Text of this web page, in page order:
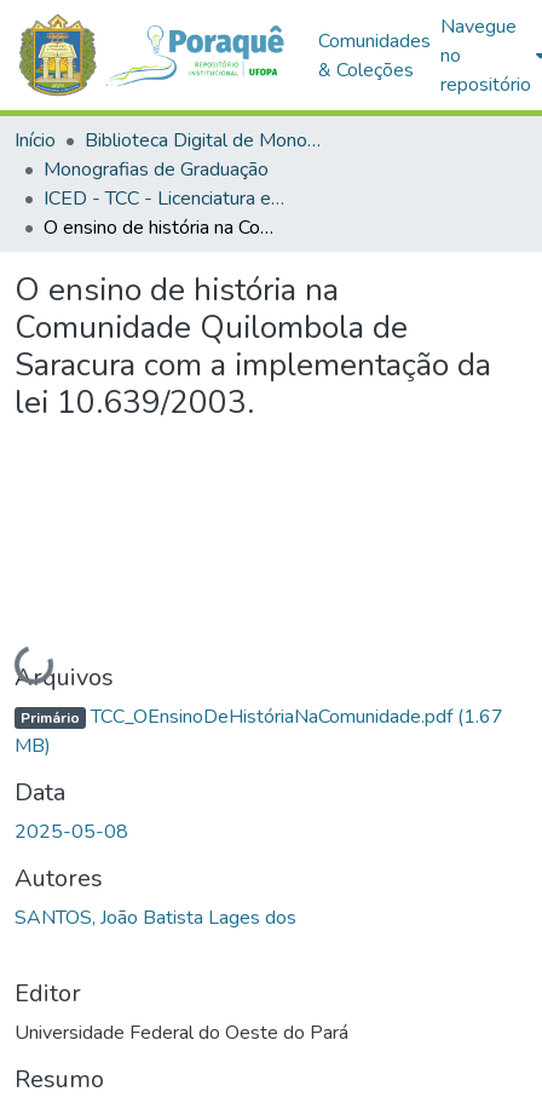
Comunidades
& Coleções
Navegue
no
repositório
Início
Biblioteca Digital de Monografias (BDM)
Monografias de Graduação
ICED - TCC - Licenciatura em História
O ensino de história na Comunidade Quilombola de Saracura com a implementação da lei 10.639/2003.
O ensino de história na
Comunidade Quilombola de
Saracura com a implementação da
lei 10.639/2003.
Carregando...
Arquivos
Primário TCC_OEnsinoDeHistóriaNaComunidade.pdf(1.67
MB)
Data
2025-05-08
Autores
SANTOS, João Batista Lages dos
Editor
Universidade Federal do Oeste do Pará
Resumo